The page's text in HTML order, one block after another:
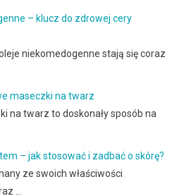
– klucz do zdrowej cery
niekomedogenne stają się coraz
maseczki na twarz
na twarz to doskonały sposób na
– jak stosować i zadbać o skórę?
ze swoich właściwości
…